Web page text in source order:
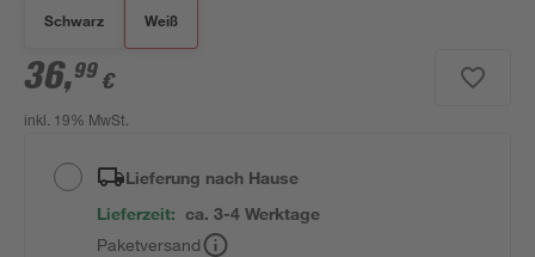
Schwarz Weiß
36,99 €
inkl. 19% MwSt.
Lieferung nach Hause
Lieferzeit: ca. 3-4 Werktage
Paketversand